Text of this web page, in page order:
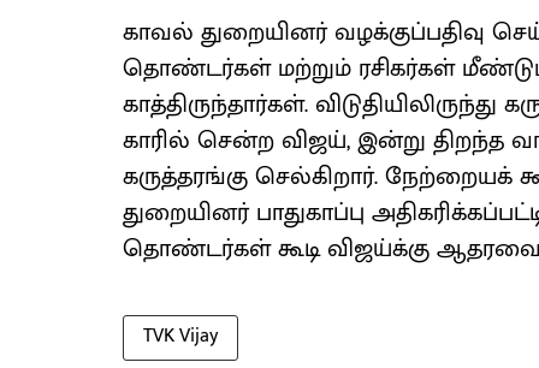
காவல் துறையினர் வழக்குப்பதிவு
தொண்டர்கள் மற்றும் ரசிகர்கள் மீண்டும்
காத்திருந்தார்கள்.
காரில் சென்ற விஜய், இன்று திறந்த
கருத்தரங்கு செல்கிறார்.
துறையினர் பாதுகாப்பு
தொண்டர்கள் கூடி விஜய்க்கு ஆதரவைத்
TVK Vijay